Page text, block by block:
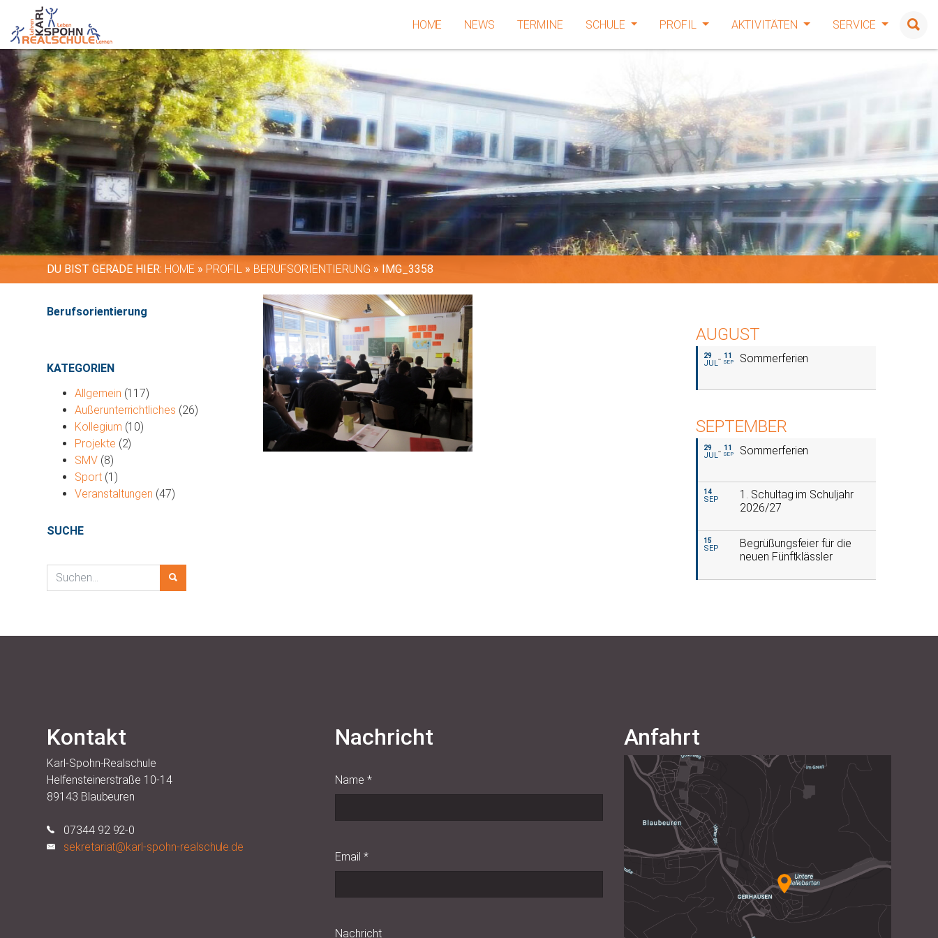
HOME NEWS TERMINE SCHULE PROFIL AKTIVITÄTEN SERVICE
DU BIST GERADE HIER: HOME » PROFIL » BERUFSORIENTIERUNG » IMG_3358
Berufsorientierung
KATEGORIEN
Allgemein (117)
Außerunterrichtliches (26)
Kollegium (10)
Projekte (2)
SMV(8)
Sport(1)
Veranstaltungen (47)
SUCHE
AUGUST
29
JUL
11
SEP Sommerferien
SEPTEMBER
29
JUL
11
SEP Sommerferien
14
SEP
1. Schultag im Schuljahr
2026/27
15
SEP
Begrüßungsfeier für die
neuen Fünftklässler
Kontakt
Karl-Spohn-Realschule
Helfensteinerstraße 10-14
89143 Blaubeuren
07344 92 92-0
sekretariat@karl-spohn-realschule.de
Nachricht
Name*
Email*
Nachricht
Anfahrt